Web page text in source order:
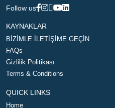
Follow us
KAYNAKLAR
BİZİMLE İLETİŞİME GEÇİN
FAQs
Gizlilik Politikası
Terms & Conditions
QUICK LINKS
Home